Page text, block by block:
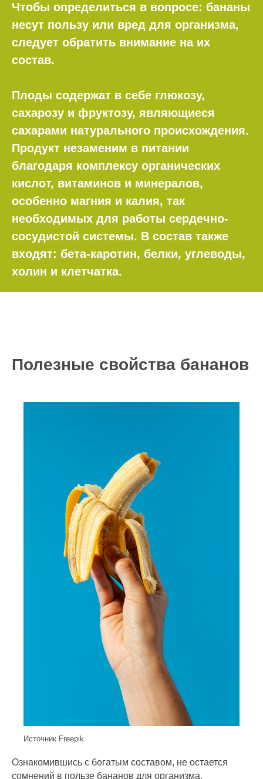
Чтобы определиться в вопросе: бананы
несут пользу или вред для организма,
следует обратить внимание на их
состав.
Плоды содержат в себе глюкозу,
сахарозу и фруктозу, являющиеся
сахарами натурального происхождения.
Продукт незаменим в питании
благодаря комплексу органических
кислот, витаминов и минералов,
особенно магния и калия, так
необходимых для работы сердечно-
сосудистой системы. В состав также
входят: бета-каротин, белки, углеводы,
холин и клетчатка.
Полезные свойства бананов
Источник Freepik
Ознакомившись с богатым составом, не остается
сомнений в пользе бананов для организма.